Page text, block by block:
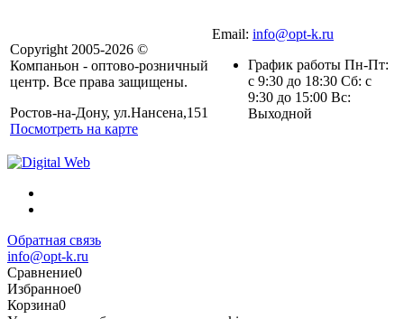
Copyright 2005-2026 ©
Компаньон - оптово-розничный
центр. Все права защищены.
Ростов-на-Дону, ул.Нансена,151
Посмотреть на карте
Email: info@opt-k.ru
График работы Пн-Пт:
с 9:30 до 18:30 Сб: с
9:30 до 15:00 Вс:
Выходной
Обратная связь
info@opt-k.ru
Сравнение0
Избранное0
Корзина0